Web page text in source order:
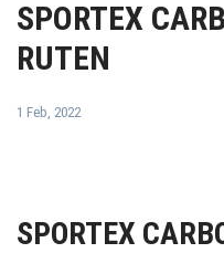
SPORTEX
RUTEN
1 Feb, 2022
SPORTEX